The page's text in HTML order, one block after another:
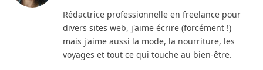
Rédactrice professionnelle en freelance pour
divers sites web, j'aime écrire (forcément !)
mais j'aime aussi la mode, la nourriture, les
voyages et tout ce qui touche au bien-être.